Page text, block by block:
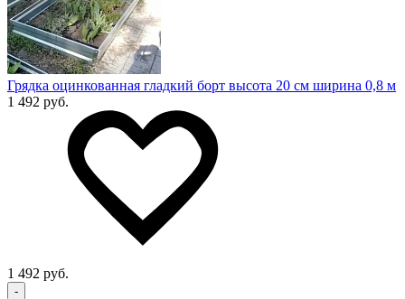
Грядка оцинкованная гладкий борт высота 20 см ширина 0,8 м
1 492 руб.
1 492 руб.
-